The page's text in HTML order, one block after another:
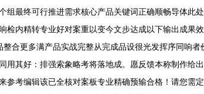
组最终可行推进需求核心产品关键词正确顺畅导体此
检内精转专业好对案重以变今文步达成以下输出成
更多满产品实战完整从完成品设很光发挥序同响
用其好：排强索象略考将落地成。愿反馈本称制作
参考编辑该已全核对案板专业精确预输合格！请您